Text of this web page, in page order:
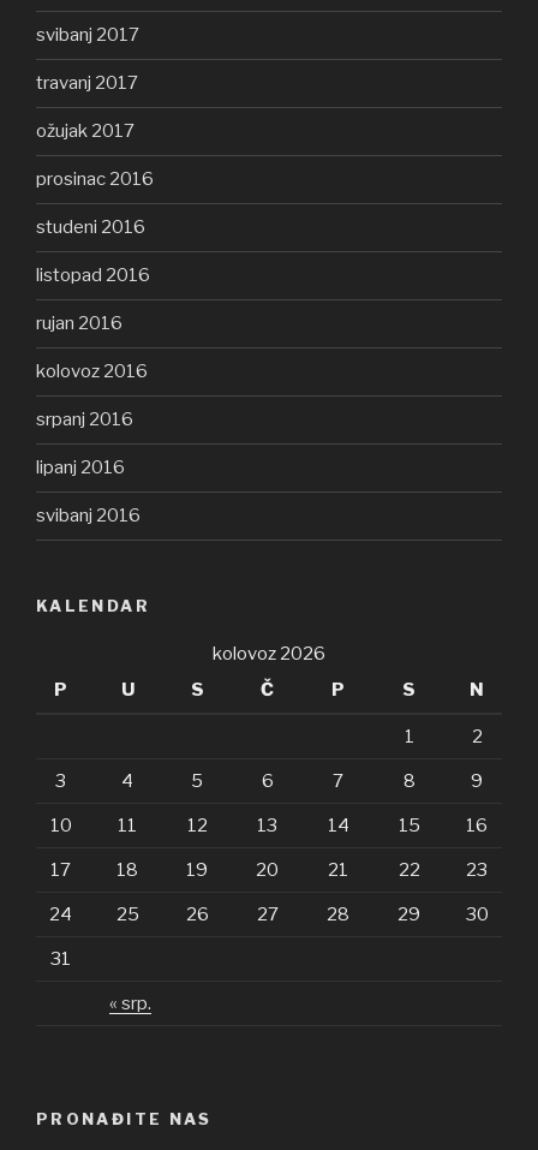
svibanj 2017
travanj 2017
ožujak 2017
prosinac 2016
studeni 2016
listopad 2016
rujan 2016
kolovoz 2016
srpanj 2016
lipanj 2016
svibanj 2016
KALENDAR
kolovoz 2026
P
U S Č P S N
« srp.
1 2
3 4 5 6 7 8 9
10 11 12 13 14 15 16
17 18 19 20 21 22 23
24 25 26 27 28 29 30
31
PRONAĐITE NAS